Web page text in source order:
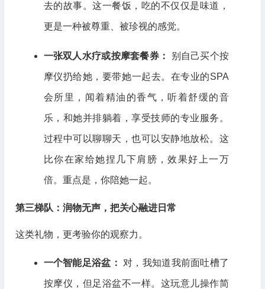
去的故事。这一餐饭，吃的不仅仅是味道，
更是一种被尊重、被珍视的感觉。
一张双人水疗或按摩套餐券： 别自己买个按
摩仪扔给她，要带她一起去。在专业的SPA
会所里，闻着精油的香气，听着舒缓的音
乐，和她并排躺着，享受技师的专业服务。
过程中可以聊聊天，也可以安静地放松。这
比你在家给她捏几下肩膀，效果好上一万
倍。重点是，你陪她一起。
第三梯队：润物无声，把关心融进日常
这类礼物，更考验你的观察力。
一个智能足浴盆： 对，我知道我前面吐槽了
按摩仪，但足浴盆不一样。这玩意儿操作简